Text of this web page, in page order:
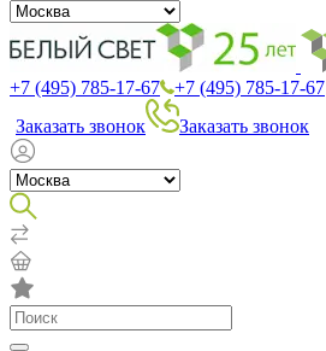
+7 (495) 785-17-67
+7 (495) 785-17-67
Заказать звонок
Заказать звонок